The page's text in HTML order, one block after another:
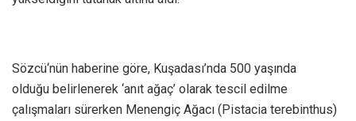
Sözcü‘nün haberine göre, Kuşadası’nda 500 yaşında
olduğu belirlenerek ‘anıt ağaç’ olarak tescil edilme
çalışmaları sürerken Menengiç Ağacı (Pistacia terebinthus)